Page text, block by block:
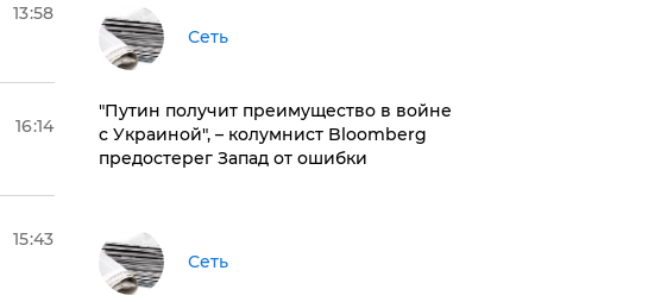
13:58
16:14
15:43
Сеть
"Путин получит преимущество в войне
с Украиной", – колумнист Bloomberg
предостерег Запад от ошибки
Сеть